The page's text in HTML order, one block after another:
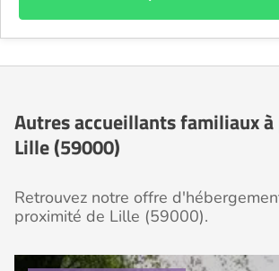
Autres accueillants familiaux
Lille (59000)
Retrouvez notre offre
proximité de Lille (59000).